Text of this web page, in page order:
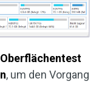
Oberflächentest
, um den Vorgang